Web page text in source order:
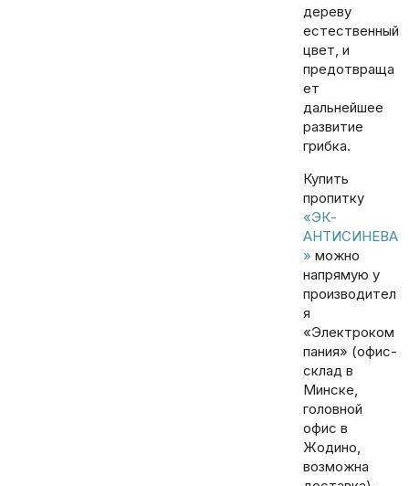
дереву
естественный
цвет, и
предотвраща
ет
дальнейшее
развитие
грибка.
Купить
пропитку
«ЭК-
АНТИСИНЕВА
» можно
напрямую у
производител
я
«Электроком
пания» (офис-
склад в
Минске,
головной
офис в
Жодино,
возможна